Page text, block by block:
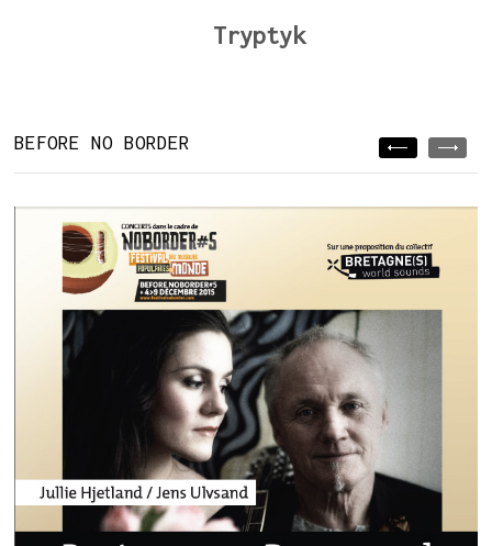
Tryptyk
BEFORE NO BORDER